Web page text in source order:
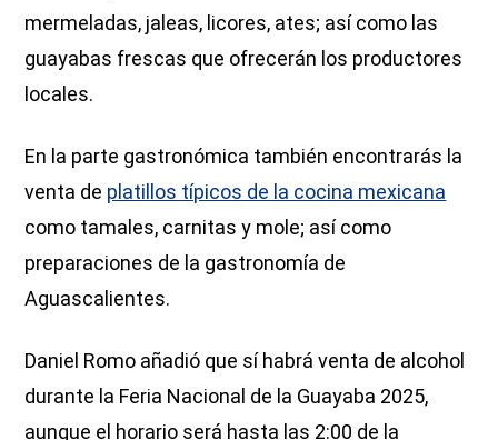
mermeladas, jaleas, licores, ates; así como las
guayabas frescas que ofrecerán los productores
locales.
En la parte gastronómica también encontrarás la
venta de platillos típicos de la cocina mexicana
como tamales, carnitas y mole; así como
preparaciones de la gastronomía de
Aguascalientes.
Daniel Romo añadió que sí habrá venta de alcohol
durante la Feria Nacional de la Guayaba 2025,
aunque el horario será hasta las 2:00 de la